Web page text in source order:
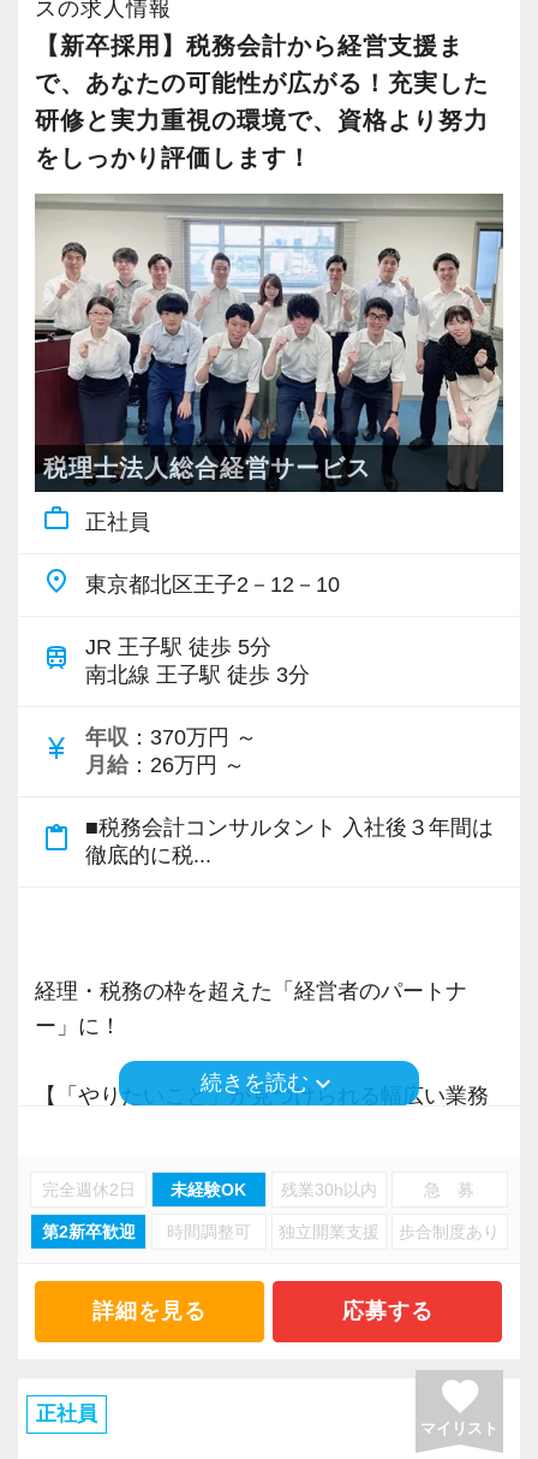
が評価いただけているからこそ。
数字を合わせるだけでなく、経営改善や黒字化
支援にも力を入れ財務状況の立て直しまで踏み
込んだサポートをモットーにしています。
さまざま＞
顧問先は製造業、不動産、病院、自動車関連、
IT関連など多岐にわたります。
規模も個人事業主様から売上10億円以上の会社
までさまざま。
半数以上のお客様とは創業から50年を超えるお
付き合いがあり、多様な経験を積める環境で
す！
【前職の経験を活かしてスキルアップ！】
経理・簿記資格をお持ちであれば、税務会計業
界の経験は問いません。
お手持ちのスキルや経験をさらに伸ばして学ん
でいく意欲があれば、順次お任せする業務を調
す。
基本的な業務からスタートして、将来的にはお
貴方をお手伝いします。
入社後は記帳代行や電話対応など、社内の基本
業務からスタート。
ど、内務業務に少しずつトライ。
基礎から専門知識を深めていきましょう。
▼STEP3 先輩が適宜フォロー
先輩からフィードバックを受けながらステップ
ベテランスタッフによるフォロー体制を整えて
いるので、困りごとはいつでも相談可能。
スの求人情報
【新卒採用】税務会計から経営支援ま
で、あなたの可能性が広がる！充実した
研修と実力重視の環境で、資格より努力
をしっかり評価します！
税理士法人総合経営サービス
work_outline 正社員
place 東京都北区王子2－12－10
train
JR 王子駅 徒歩 5分
南北線 王子駅 徒歩 3分
currency_yen 年収 ：370万円 ～
月給 ：26万円 ～
content_paste
■税務会計コンサルタント 入社後３年間は
徹底的に税...
経理・税務の枠を超えた「経営者のパートナ
ー」に！
【「やりたいこと」が見つけられる幅広い業務
ナル」。
それは単に「経営ができる人」ではありませ
経営者が抱えるあらゆる悩みに寄り添い、解決
へ導く存在でありたい――そんな強い想いが、
税務会計は経営と深く結びついています。
だからこそ、まずは3年間、税務会計の現場で徹
続きを読む keyboard_arrow_down
完全週休2日 未経験OK 残業30h以内 急 募
第2新卒歓迎 時間調整可 独立開業支援 歩合制度あり
詳細を見る 応募する
正社員 favorite
マイリスト